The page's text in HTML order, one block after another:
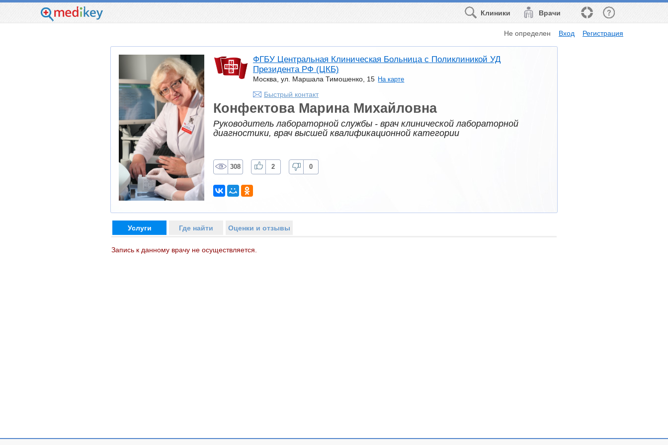
Врачи
Клиники
Не определен Вход Регистрация
ФГБУ Центральная Клиническая Больница с Поликлиникой УД
Президента РФ (ЦКБ)
Москва, ул. Маршала Тимошенко, 15 На карте
Быстрый контакт
Конфектова Марина Михайловна
Руководитель лабораторной службы - врач клинической лабораторной
диагностики, врач высшей квалификационной категории
308 2 0
Услуги Где найти Оценки и отзывы
Запись к данному врачу не осуществляется.